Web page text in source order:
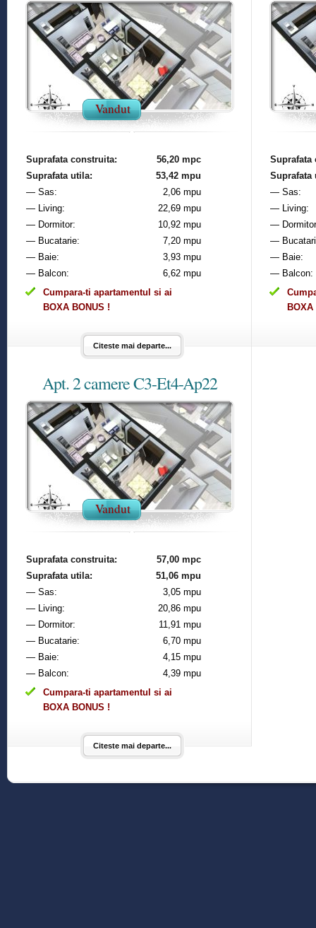
Vandut
Suprafata construita:
56,20 mpc
Suprafata utila:
53,42 mpu
— Sas:
2,06 mpu
— Living:
22,69 mpu
— Dormitor:
10,92 mpu
— Bucatarie:
7,20 mpu
— Baie:
3,93 mpu
— Balcon:
6,62 mpu
Cumpara-ti apartamentul si ai
BOXA BONUS !
Citeste mai departe...
Suprafata
Suprafata
— Sas:
— Living:
—
—
— Baie:
— Balcon:
BOXA
Apt. 2 camere C3-Et4-Ap22
Vandut
Suprafata construita:
57,00 mpc
Suprafata utila:
51,06 mpu
— Sas:
3,05 mpu
— Living:
20,86 mpu
— Dormitor:
11,91 mpu
— Bucatarie:
6,70 mpu
— Baie:
4,15 mpu
— Balcon:
4,39 mpu
Cumpara-ti apartamentul si ai
BOXA BONUS !
Citeste mai departe...